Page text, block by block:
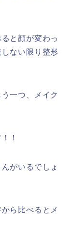
と顔が変わっ
ない限り整形
一つ、メイク
！
がいるでしょ
ら比べるとメ